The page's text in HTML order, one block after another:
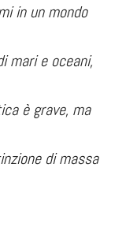
in un mondo
mari e oceani,
è grave, ma
di massa